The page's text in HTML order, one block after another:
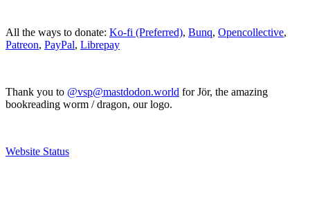
All the ways to donate: Ko-fi (Preferred), Bunq, Opencollective,
Patreon, PayPal, Librepay
Thank you to @vsp@mastdodon.world for Jör, the amazing
bookreading worm / dragon, our logo.
Website Status